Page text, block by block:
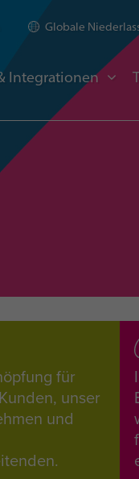
Globale
Integrationen
für
unser
und